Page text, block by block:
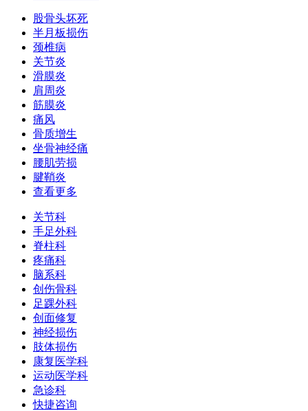
股骨头坏死
半月板损伤
颈椎病
关节炎
滑膜炎
肩周炎
筋膜炎
痛风
骨质增生
坐骨神经痛
腰肌劳损
腱鞘炎
查看更多
关节科
手足外科
脊柱科
疼痛科
脑系科
创伤骨科
足踝外科
创面修复
神经损伤
肢体损伤
康复医学科
运动医学科
急诊科
快捷咨询